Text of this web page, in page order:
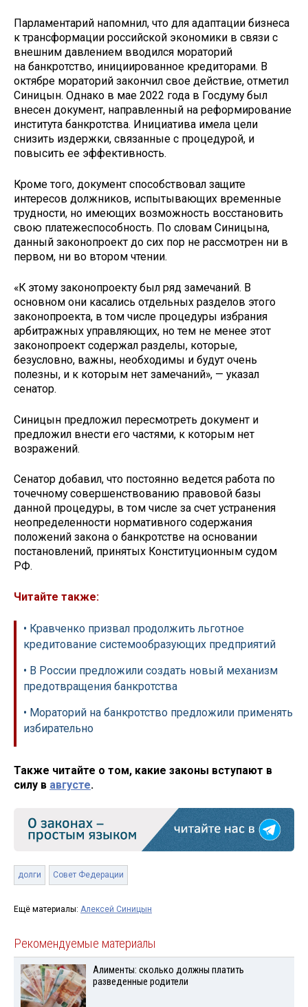
Парламентарий напомнил, что для адаптации бизнеса
к трансформации российской экономики в связи с
внешним давлением вводился мораторий
на банкротство, инициированное кредиторами. В
октябре мораторий закончил свое действие, отметил
Синицын. Однако в мае 2022 года в Госдуму был
внесен документ, направленный на реформирование
института банкротства. Инициатива имела цели
снизить издержки, связанные с процедурой, и
повысить ее эффективность.
Кроме того, документ способствовал защите
интересов должников, испытывающих временные
трудности, но имеющих возможность восстановить
свою платежеспособность. По словам Синицына,
данный законопроект до сих пор не рассмотрен ни в
первом, ни во втором чтении.
«К этому законопроекту был ряд замечаний. В
основном они касались отдельных разделов этого
законопроекта, в том числе процедуры избрания
арбитражных управляющих, но тем не менее этот
законопроект содержал разделы, которые,
безусловно, важны, необходимы и будут очень
полезны, и к которым нет замечаний», — указал
сенатор.
Синицын предложил пересмотреть документ и
предложил внести его частями, к которым нет
возражений.
Сенатор добавил, что постоянно ведется работа по
точечному совершенствованию правовой базы
данной процедуры, в том числе за счет устранения
неопределенности нормативного содержания
положений закона о банкротстве на основании
постановлений, принятых Конституционным судом
РФ.
Читайте также:
• Кравченко призвал продолжить льготное
кредитование системообразующих предприятий
• В России предложили создать новый механизм
предотвращения банкротства
• Мораторий на банкротство предложили применять
избирательно
Также читайте о том, какие законы вступают в
силу в августе.
долги Совет Федерации
Ещё материалы: Алексей Синицын
Рекомендуемые материалы
Алименты: сколько должны платить
разведенные родители